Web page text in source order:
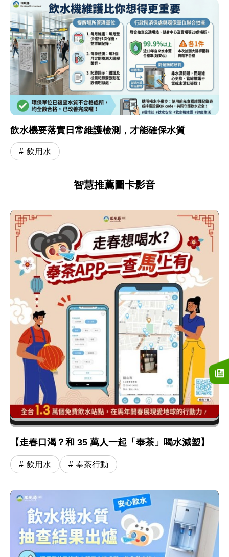
飲水機要落實日常維護檢測，才能確保水質
飲用水
智慧推薦圖卡影音
【走春口渴？和 35 萬人一起「奉茶」喝水減塑】
飲用水 奉茶行動